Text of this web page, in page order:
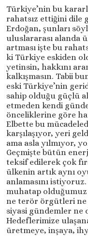
Türkiye’nin bu
rahatsız ettiğini dile
Erdoğan, şunları
uluslararası alanda
artması işte bu
ki Türkiye eskiden
yetinsin, hakkını
kalkışmasın. Tabii
eski Türkiye’nin
sahip olduğu güçlü
etmeden kendi
önceliklerine göre
Elbette bu
karşılaşıyor, yeri
ama asla yılmıyor,
Geçmişte bütün
teksif edilerek çok
ülkenin artık aynı
anlamasını
muhatap
ne terör örgütleri ne
siyasi gündemler ne
Hedeflerimize
üretmeye, inşaya,